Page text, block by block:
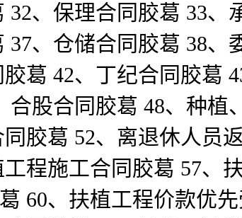
32、保理合同胶葛 33
37、仓储合同胶葛 38
葛 42、丁纪合同胶葛
合股合同胶葛 48、种植
胶葛 52、离退休人员
程施工合同胶葛 57、
60、扶植工程价款优